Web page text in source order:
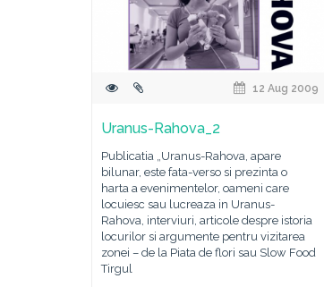
12 Aug 2009
Uranus-Rahova_2
Publicatia „Uranus-Rahova, apare
bilunar, este fata-verso si prezinta o
harta a evenimentelor, oameni care
locuiesc sau lucreaza in Uranus-
Rahova, interviuri, articole despre istoria
locurilor si argumente pentru vizitarea
zonei – de la Piata de flori sau Slow Food
Tirgul